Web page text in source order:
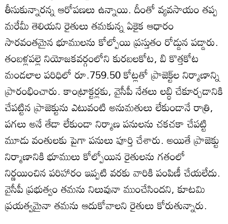
తీసుకున్నారన్న ఆరోపణలు ఉన్నాయి. దీంతో వ్యవసాయం తప్ప
మరేమీ తెలియని రైతులు తమకున్న ఏకైక ఆధారం
సారవంతమైన భూములను కోల్పోయి ప్రస్తుతం రోడ్డున పడ్డారు.
తంబళ్లపల్లె నియోజకవర్గంలోని కురబలకోట, బి కొత్తకోట
మండలాల పరిధిలో రూ.759.50 కోట్లతో ప్రాజెక్ట్‌ల నిర్మాణాన్ని
ప్రారంభించారు. కాంట్రాక్టర్లకు, వైసీపీ నేతలు లబ్ధి చేకూర్చడానికి
చేపట్టిన ప్రాజెక్టును ఎటువంటి అనుమతులు లేకుండానే రాత్రి,
పగలు అనే తేడా లేకుండా నిర్మాణ పనులను చకచకా చేపట్టి
మూడు వంతులకు పైగా పనులు పూర్తి చేశారు. అయితే ప్రాజెక్టు
నిర్మాణానికి భూములు కోల్పోయిన రైతులను గతంలో
నిర్ణయించిన పరిహారం ఇప్పటి వరకు వారికి పంపిణీ చేయలేదు.
వైసీపీ ప్రభుత్వం తమను నిలువునా ముంచేసిందని, కూటమి
ప్రయత్వమైనా తమను ఆదుకోవాలని రైతులు కోరుతున్నారు.